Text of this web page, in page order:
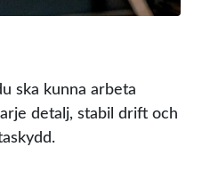
ska kunna arbeta
detalj, stabil drift och